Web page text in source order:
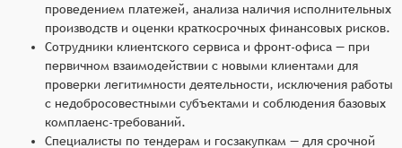
проведением платежей, анализа наличия исполнительных
производств и оценки краткосрочных финансовых рисков.
Сотрудники клиентского сервиса и фронт‑офиса — при
первичном взаимодействии с новыми клиентами для
проверки легитимности деятельности, исключения работы
с недобросовестными субъектами и соблюдения базовых
комплаенс‑требований.
Специалисты по тендерам и госзакупкам — для срочной